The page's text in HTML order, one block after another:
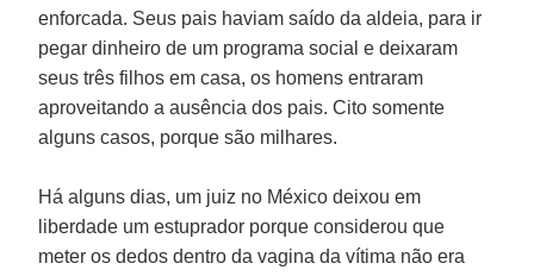
enforcada. Seus pais haviam saído da aldeia, para ir
pegar dinheiro de um programa social e deixaram
seus três filhos em casa, os homens entraram
aproveitando a ausência dos pais. Cito somente
alguns casos, porque são milhares.
Há alguns dias, um juiz no México deixou em
liberdade um estuprador porque considerou que
meter os dedos dentro da vagina da vítima não era